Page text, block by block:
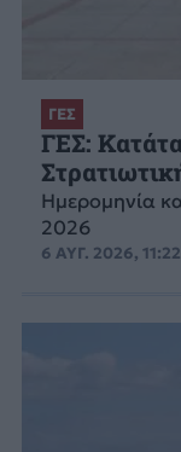
ΓΕΣ
ΓΕΣ:
Ημερομηνία
2026
6 ΑΥΓ. 2026, 11:22